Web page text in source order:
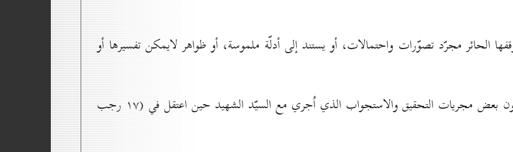
الحائر مجرّد تصوّرات واحتمالات، أو يستند إلى أدلّة ملموسة، أو ظواهر لايمكن تفسيرها أو
ولا اُريد أن اُجيب عن ذلك إلّا بمضمون بعض مجريات التحقيق والاستجواب الذي اُجري مع السيّد الشهيد حين اعتقل في (۱۷ رجب